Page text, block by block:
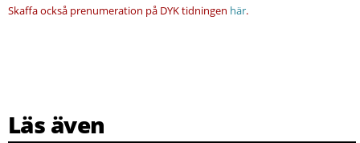
Skaffa också prenumeration på DYK tidningen här.
Läs även